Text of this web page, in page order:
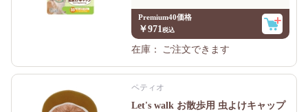
Premium40価格
￥971
在庫：
ご注文できます
ペティオ
Let's walk お散歩用 虫よけキャップ